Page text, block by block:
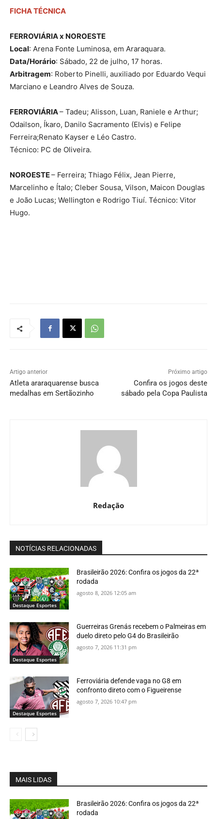
FICHA TÉCNICA
FERROVIÁRIA x NOROESTE
Local: Arena Fonte Luminosa, em Araraquara.
Data/Horário: Sábado, 22 de julho, 17 horas.
Arbitragem: Roberto Pinelli, auxiliado por Eduardo Vequi
Marciano e Leandro Alves de Souza.
FERROVIÁRIA– Tadeu; Alisson, Luan, Raniele e Arthur;
Odailson, Íkaro, Danilo Sacramento (Elvis) e Felipe
Ferreira;Renato Kayser e Léo Castro.
Técnico: PC de Oliveira.
NOROESTE– Ferreira; Thiago Félix, Jean Pierre,
Marcelinho e Ítalo; Cleber Sousa, Vilson, Maicon Douglas
e João Lucas; Wellington e Rodrigo Tiuí. Técnico: Vitor
Hugo.
Artigo anterior
Atleta araraquarense busca
medalhas em Sertãozinho
Próximo artigo
Confira os jogos deste
sábado pela Copa Paulista
Redação
NOTÍCIAS RELACIONADAS
Destaque Esportes
Brasileirão 2026: Confira os jogos da 22ª
rodada
agosto 8, 2026 12:05 am
Destaque Esportes
Guerreiras Grenás recebem o Palmeiras em
duelo direto pelo G4 do Brasileirão
agosto 7, 2026 11:31 pm
Destaque Esportes
Ferroviária defende vaga no G8 em
confronto direto com o Figueirense
agosto 7, 2026 10:47 pm
MAIS LIDAS
Brasileirão 2026: Confira os jogos da 22ª
rodada